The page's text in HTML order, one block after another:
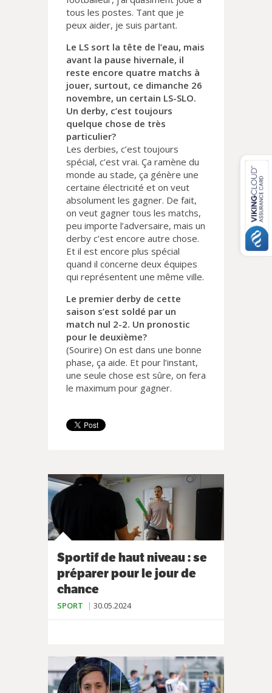
tous les postes. Tant que je
peux aider, je suis partant.
Le LS sort la tête de l’eau, mais
avant la pause hivernale, il
reste encore quatre matchs à
jouer, surtout, ce dimanche 26
novembre, un certain LS-SLO.
Un derby, c’est toujours
quelque chose de très
particulier?
Les derbies, c’est toujours
spécial, c’est vrai. Ça ramène du
monde au stade, ça génère une
certaine électricité et on veut
absolument les gagner. De fait,
on veut gagner tous les matchs,
peu importe l’adversaire, mais un
derby c’est encore autre chose.
Et il est encore plus spécial
quand il concerne deux équipes
qui représentent une même ville.
Le premier derby de cette
saison s’est soldé par un
match nul 2-2. Un pronostic
pour le deuxième?
(Sourire) On est dans une bonne
phase, ça aide. Et pour l’instant,
une seule chose est sûre, on fera
le maximum pour gagner.
Sportif de haut niveau : se
préparer pour le jour de
chance
SPORT 30.05.2024